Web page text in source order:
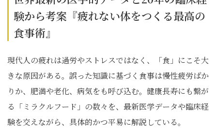
験から考案『疲れない体をつくる最高の
食事術』
現代人の疲れは過労やストレスではなく、「食」にこそ大
きな原因がある。誤った知識に基づく食事は慢性疲労ばか
りか、肥満や老化、病気をも呼び込む。健康長寿にも繋が
る「ミラクルフード」の数々を、最新医学データや臨床経
験を交えながら、具体的かつ平易に解説している。